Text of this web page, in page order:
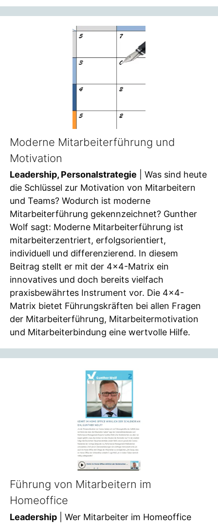
Moderne Mitarbeiterführung und
Motivation
Leadership, Personalstrategie | Was sind heute
die Schlüssel zur Motivation von Mitarbeitern
und Teams? Wodurch ist moderne
Mitarbeiterführung gekennzeichnet? Gunther
Wolf sagt: Moderne Mitarbeiterführung ist
mitarbeiterzentriert, erfolgsorientiert,
individuell und differenzierend. In diesem
Beitrag stellt er mit der 4×4-Matrix ein
innovatives und doch bereits vielfach
praxisbewährtes Instrument vor. Die 4×4-
Matrix bietet Führungskräften bei allen Fragen
der Mitarbeiterführung, Mitarbeitermotivation
und Mitarbeiterbindung eine wertvolle Hilfe.
Führung von Mitarbeitern im
Homeoffice
Leadership | Wer Mitarbeiter im Homeoffice